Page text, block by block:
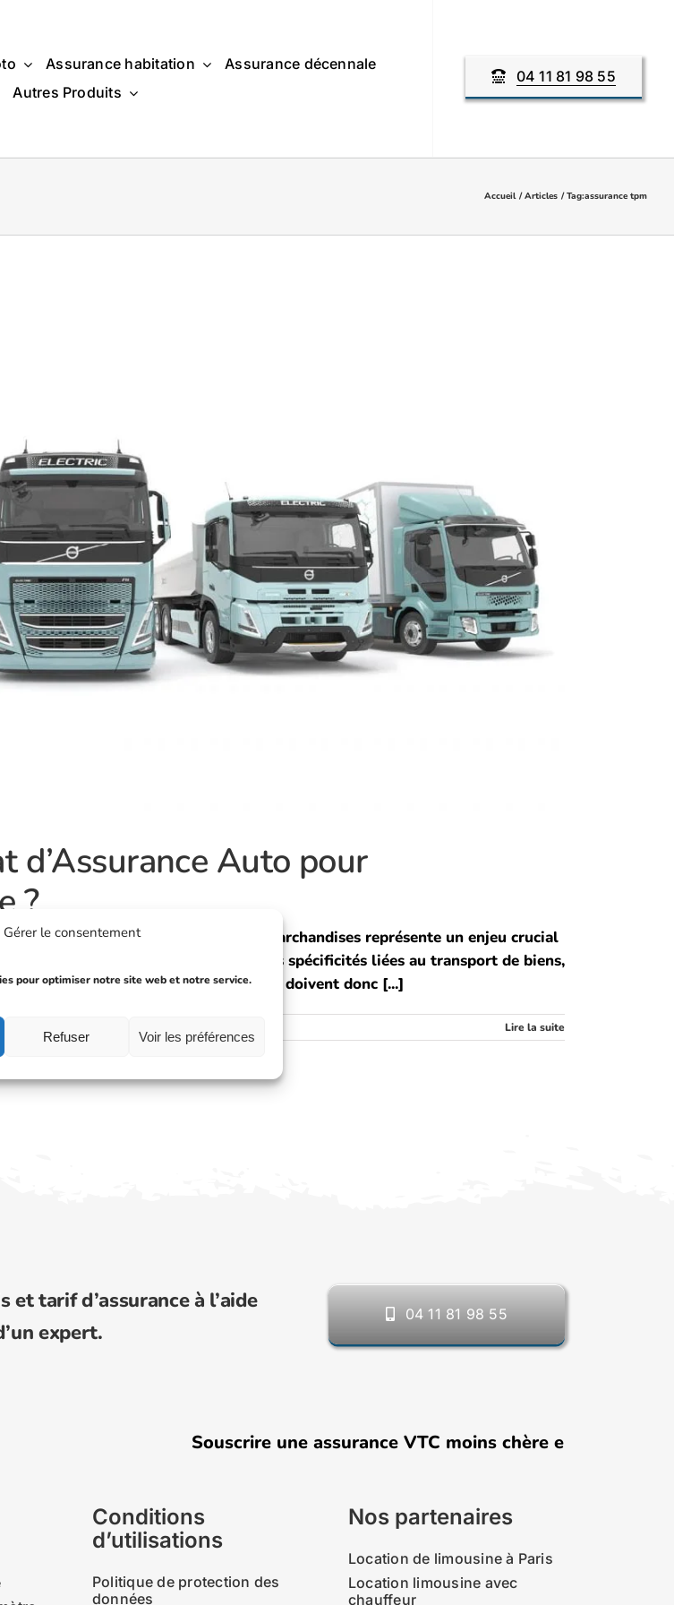
Gérer le consentement
pour optimiser notre site web et notre service.
Refuser Voir les préférences
Assurance habitation
Assurance décennale
Autres Produits
04 11 81 98 55
Accueil Articles Tag:assurance tpm
d’Assurance Auto pour
?
auto pour les transporteurs de marchandises représente un enjeu crucial
est conçu pour couvrir les spécificités liées au transport de biens,
ou de poids lourds. Les transporteurs doivent donc [...]
Lire la suite
et tarif d’assurance à l’aide
expert.
04 11 81 98 55
Souscrire une assurance VTC moins chère en 2026 :
Conditions
d’utilisations
Politique de protection des
données
Nos partenaires
Location de limousine à Paris
Location limousine avec
chauffeur